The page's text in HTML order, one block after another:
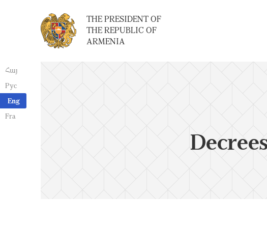
Հայ
Рус
Eng
Fra
THE PRESIDENT OF
THE REPUBLIC OF
ARMENIA